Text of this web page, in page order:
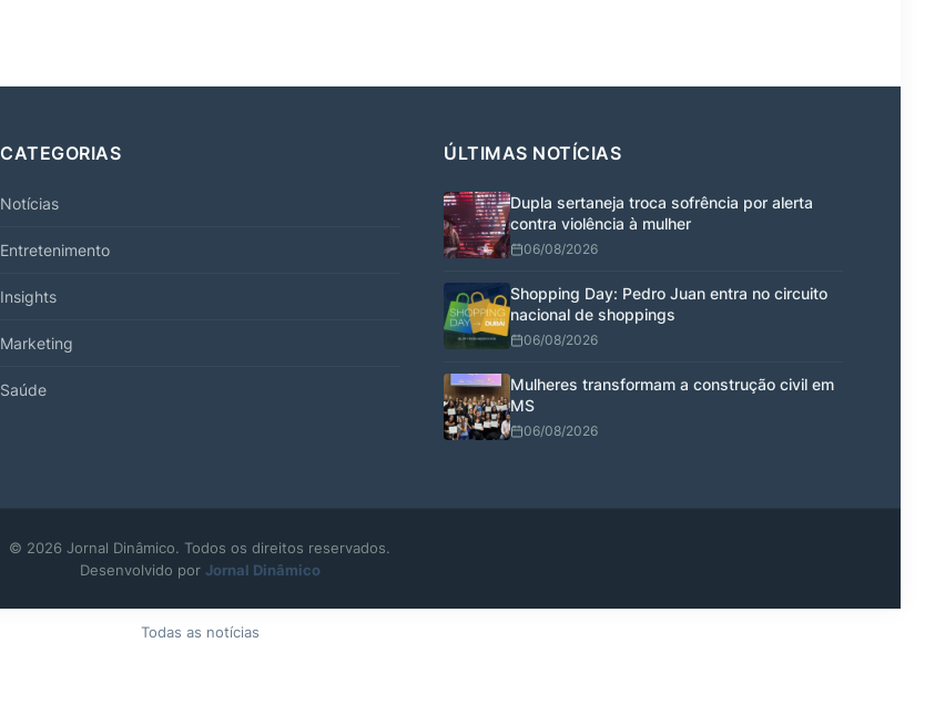
CATEGORIAS
Notícias
Entretenimento
Insights
Marketing
Saúde
ÚLTIMAS NOTÍCIAS
Dupla sertaneja troca sofrência por alerta
contra violência à mulher
06/08/2026
Shopping Day: Pedro Juan entra no circuito
nacional de shoppings
06/08/2026
Mulheres transformam a construção civil em
MS
06/08/2026
© 2026 Jornal Dinâmico. Todos os direitos reservados.
Desenvolvido por Jornal Dinâmico
Todas as notícias